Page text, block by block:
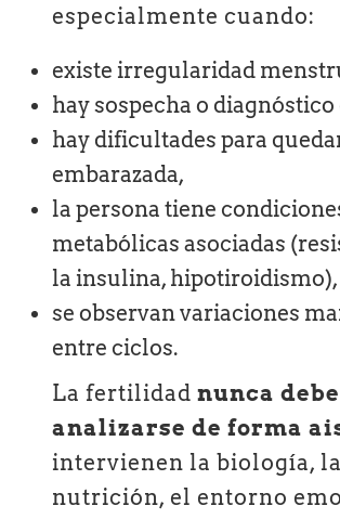
especialmente cuando:
existe irregularidad
hay sospecha o diagnóstico
hay dificultades para
embarazada,
la persona tiene
metabólicas asociadas
la insulina, hipotiroidismo),
se observan variaciones
entre ciclos.
La fertilidadnunca debe
analizarse de forma
intervienen la biología, la
nutrición, el entorno